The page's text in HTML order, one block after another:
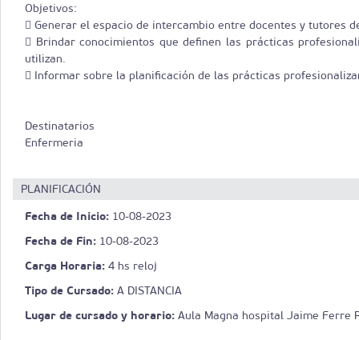
Objetivos:
 Generar el espacio de intercambio entre docentes y tutores
 Brindar conocimientos que definen las prácticas
utilizan.
 Informar sobre la planificación de las prácticas
Destinatarios
Enfermeria
PLANIFICACIÓN
Fecha de Inicio: 10-08-2023
Fecha de Fin: 10-08-2023
Carga Horaria: 4 hs reloj
Tipo de Cursado: A DISTANCIA
Lugar de cursado y horario: Aula Magna hospital Jaime Ferre